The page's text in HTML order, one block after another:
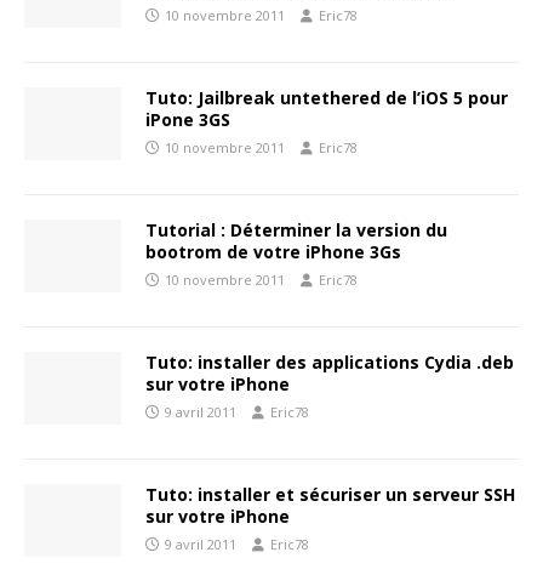
10 novembre 2011 Eric78
Tuto: Jailbreak untethered de l’iOS 5 pour
iPone 3GS
10 novembre 2011 Eric78
Tutorial : Déterminer la version du
bootrom de votre iPhone 3Gs
10 novembre 2011 Eric78
Tuto: installer des applications Cydia .deb
sur votre iPhone
9 avril 2011 Eric78
Tuto: installer et sécuriser un serveur SSH
sur votre iPhone
9 avril 2011 Eric78